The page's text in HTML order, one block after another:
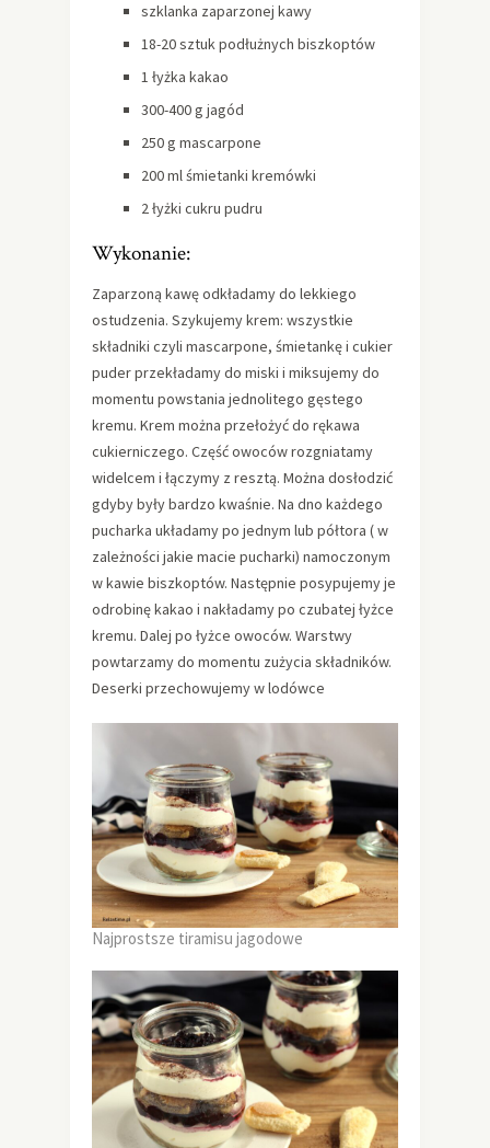
szklanka zaparzonej kawy
18-20 sztuk podłużnych biszkoptów
1 łyżka kakao
300-400 g jagód
250 g mascarpone
200 ml śmietanki kremówki
2 łyżki cukru pudru
Wykonanie:
Zaparzoną kawę odkładamy do lekkiego
ostudzenia. Szykujemy krem: wszystkie
składniki czyli mascarpone, śmietankę i cukier
puder przekładamy do miski i miksujemy do
momentu powstania jednolitego gęstego
kremu. Krem można przełożyć do rękawa
cukierniczego. Część owoców rozgniatamy
widelcem i łączymy z resztą. Można dosłodzić
gdyby były bardzo kwaśnie. Na dno każdego
pucharka układamy po jednym lub półtora ( w
zależności jakie macie pucharki) namoczonym
w kawie biszkoptów. Następnie posypujemy je
odrobinę kakao i nakładamy po czubatej łyżce
kremu. Dalej po łyżce owoców. Warstwy
powtarzamy do momentu zużycia składników.
Deserki przechowujemy w lodówce
Najprostsze tiramisu jagodowe